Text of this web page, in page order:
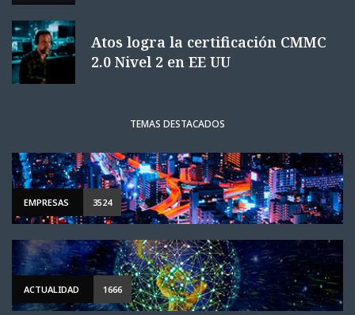
Atos logra la certificación CMMC
2.0 Nivel 2 en EE UU
TEMAS DESTACADOS
EMPRESAS 3524
ACTUALIDAD 1666